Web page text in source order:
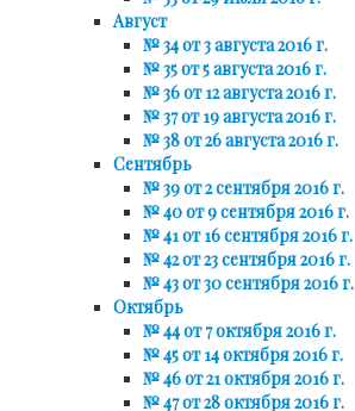
Август
№ 34 от 3 августа 2016 г.
№ 35 от 5 августа 2016 г.
№ 36 от 12 августа 2016 г.
№ 37 от 19 августа 2016 г.
№ 38 от 26 августа 2016 г.
Сентябрь
№ 39 от 2 сентября 2016 г.
№ 40 от 9 сентября 2016 г.
№ 41 от 16 сентября 2016 г.
№ 42 от 23 сентября 2016 г.
№ 43 от 30 сентября 2016 г.
Октябрь
№ 44 от 7 октября 2016 г.
№ 45 от 14 октября 2016 г.
№ 46 от 21 октября 2016 г.
№ 47 от 28 октября 2016 г.